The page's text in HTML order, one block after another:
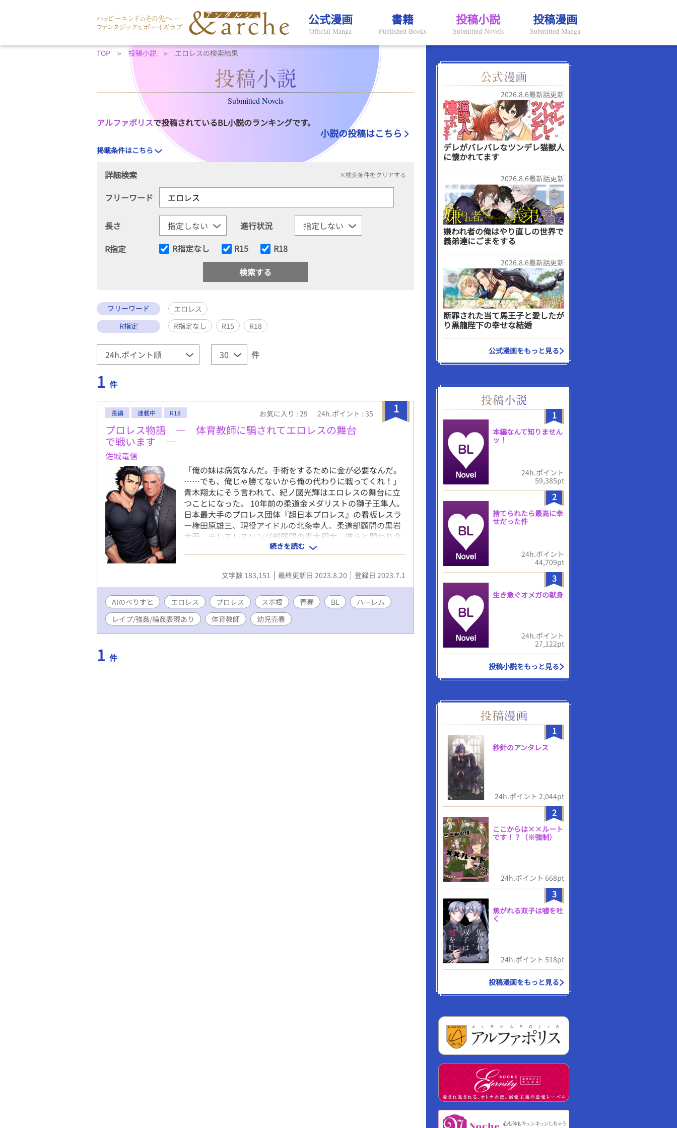
公式漫画
Official Manga
書籍
Published Books
投稿小説
Submitted Novels
投稿漫画
Submitted Manga
TOP 投稿小説 エロレスの検索結果
Submitted Novels
アルファポリスで投稿されているBL小説のランキングです。
小説の投稿はこちら
掲載条件はこちら
詳細検索 ×検索条件をクリアする
フリーワード
長さ
進行状況
R指定
R指定なし R15 R18
フリーワード
エロレス
R指定
R指定なし R15 R18
件
1 件
1
長編 連載中 R18 お気に入り : 29 24h.ポイント : 35
プロレス物語 ― 体育教師に騙されてエロレスの舞台
で戦います ―
佐城竜信
「俺の妹は病気なんだ。手術をするために金が必要なんだ。
……でも、俺じゃ勝てないから俺の代わりに戦ってくれ！」
青木翔太にそう言われて、紀ノ國光輝はエロレスの舞台に立
つことになった。 10年前の柔道金メダリストの獅子王隼人。
日本最大手のプロレス団体『超日本プロレス』の看板レスラ
ー権田原雄三、現役アイドルの北条幸人。柔道部顧問の黒岩
大吾、そしてレスリング部顧問の青木翔太。彼らと関わり合
いながら、光輝はプロレスラーになるための階段を昇り詰め
ていく。 ※メインキャラは名前で、サブキャラは名字で表示
しています。たまに変化するかもしれません。 ※AIのべりす
ととの合作です。 ※設定色々入れていくと突然トランス状態
ってる気分になれるAIのべりすとちゃんマジ天使！！
続きを読む
文字数 183,151 最終更新日 2023.8.20 登録日 2023.7.1
AIのべりすと エロレス プロレス スポ根 青春 BL
ハーレム
レイプ/強姦/輪姦表現あり
体育教師 幼児売春
1 件
2026.8.6最新話更新
デレがバレバレなツンデレ猫獣人
に懐かれてます
2026.8.6最新話更新
嫌われ者の俺はやり直しの世界で
義弟達にごまをする
2026.8.6最新話更新
断罪された当て馬王子と愛したが
り黒龍陛下の幸せな結婚
公式漫画をもっと見る
1
本編なんて知りません
ッ！
24h.ポイント
59,385pt
2
捨てられたら最高に幸
せだった件
24h.ポイント
44,709pt
3
生き急ぐオメガの献身
24h.ポイント
27,122pt
投稿小説をもっと見る
1
秒針のアンタレス
24h.ポイント 2,044pt
2
ここからは××ルート
です！？（※強制）
24h.ポイント 668pt
3
焦がれる双子は嘘を吐
く
24h.ポイント 518pt
投稿漫画をもっと見る